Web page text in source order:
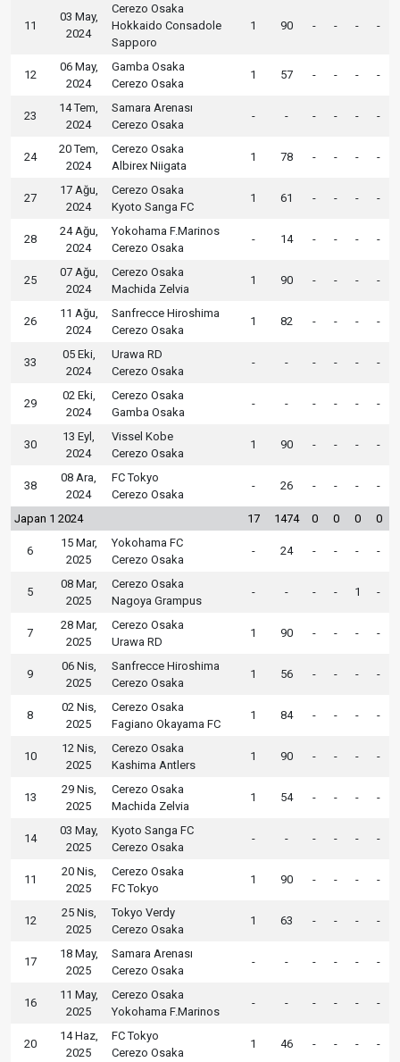
11
03 May,
2024
Cerezo Osaka
Hokkaido Consadole
Sapporo
1 90 - - - -
12
06 May,
2024
Gamba Osaka
Cerezo Osaka
1 57 - - - -
23
14 Tem,
2024
Samara Arenası
Cerezo Osaka
- - - - - -
24
20 Tem,
2024
Cerezo Osaka
Albirex Niigata
1 78 - - - -
27
17 Ağu,
2024
Cerezo Osaka
Kyoto Sanga FC
1 61 - - - -
28
24 Ağu,
2024
Yokohama F.Marinos
Cerezo Osaka
- 14 - - - -
25
07 Ağu,
2024
Cerezo Osaka
Machida Zelvia
1 90 - - - -
26
11 Ağu,
2024
Sanfrecce Hiroshima
Cerezo Osaka
1 82 - - - -
33
05 Eki,
2024
Urawa RD
Cerezo Osaka
- - - - - -
29
02 Eki,
2024
Cerezo Osaka
Gamba Osaka
- - - - - -
30
13 Eyl,
2024
Vissel Kobe
Cerezo Osaka
1 90 - - - -
38
08 Ara,
2024
FC Tokyo
Cerezo Osaka
- 26 - - - -
Japan 1 2024 17 1474 0 0 0 0
6
15 Mar,
2025
Yokohama FC
Cerezo Osaka
- 24 - - - -
5
08 Mar,
2025
Cerezo Osaka
Nagoya Grampus
- - - - 1 -
7
28 Mar,
2025
Cerezo Osaka
Urawa RD
1 90 - - - -
9
06 Nis,
2025
Sanfrecce Hiroshima
Cerezo Osaka
1 56 - - - -
8
02 Nis,
2025
Cerezo Osaka
Fagiano Okayama FC
1 84 - - - -
10
12 Nis,
2025
Cerezo Osaka
Kashima Antlers
1 90 - - - -
13
29 Nis,
2025
Cerezo Osaka
Machida Zelvia
1 54 - - - -
14
03 May,
2025
Kyoto Sanga FC
Cerezo Osaka
- - - - - -
11
20 Nis,
2025
Cerezo Osaka
FC Tokyo
1 90 - - - -
12
25 Nis,
2025
Tokyo Verdy
Cerezo Osaka
1 63 - - - -
17
18 May,
2025
Samara Arenası
Cerezo Osaka
- - - - - -
16
11 May,
2025
Cerezo Osaka
Yokohama F.Marinos
- - - - - -
20
14 Haz,
2025
FC Tokyo
Cerezo Osaka
1 46 - - - -